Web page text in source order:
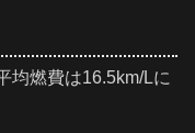
燃費は16.5km/Lに